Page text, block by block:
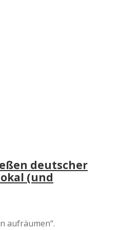
deutscher
(und
aufräumen“.